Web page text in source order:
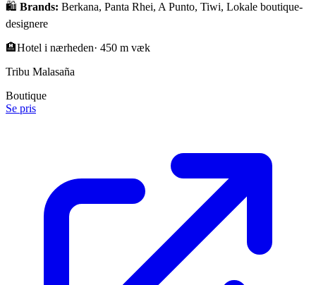
🛍️ Brands: Berkana, Panta Rhei, A Punto, Tiwi, Lokale boutique-
designere
🏨Hotel i nærheden· 450 m væk
Tribu Malasaña
Boutique
Se pris